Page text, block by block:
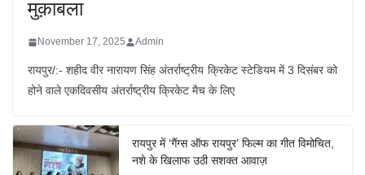
मुक़ाबला
November 17, 2025 Admin
रायपुर/:- शहीद वीर नारायण सिंह अंतर्राष्ट्रीय क्रिकेट स्टेडियम में 3 दिसंबर को
होने वाले एकदिवसीय अंतर्राष्ट्रीय क्रिकेट मैच के लिए
रायपुर में ‘गैंग्स ऑफ रायपुर’ फिल्म का गीत विमोचित,
नशे के खिलाफ उठी सशक्त आवाज़